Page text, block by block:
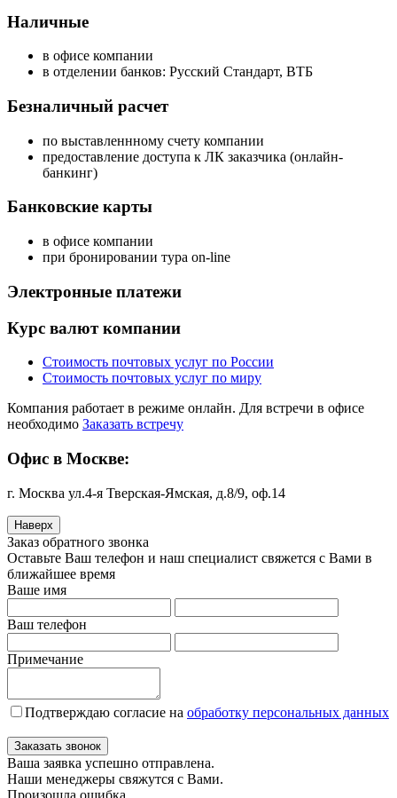
Наличные
в офисе компании
в отделении банков: Русский Стандарт, ВТБ
Безналичный расчет
по выставленнному счету компании
предоставление доступа к ЛК заказчика (онлайн-
банкинг)
Банковские карты
в офисе компании
при бронировании тура on-line
Электронные платежи
Курс валют компании
Стоимость почтовых услуг по России
Стоимость почтовых услуг по миру
Компания работает в режиме онлайн. Для встречи в офисе
необходимо Заказать встречу
Офис в Москве:
г. Москва ул.4-я Тверская-Ямская, д.8/9, оф.14
Наверх
Заказ обратного звонка
Оставьте Ваш телефон и наш специалист свяжется с Вами в
ближайшее время
Ваше имя
Ваш телефон
Примечание
Подтверждаю согласие на обработку персональных данных
Заказать звонок
Ваша заявка успешно отправлена.
Наши менеджеры свяжутся с Вами.
Произошла ошибка